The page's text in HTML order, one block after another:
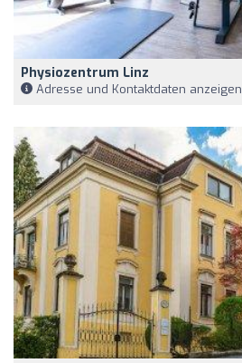
Physiozentrum Linz
Adresse und Kontaktdaten anzeigen